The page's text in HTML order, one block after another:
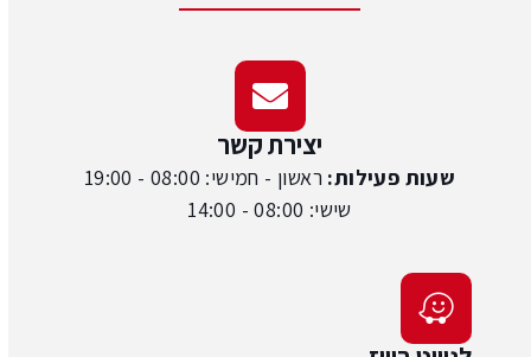
יצירת קשר
שעות פעילות: ראשון - חמישי: 08:00 - 19:00
שישי: 08:00 - 14:00